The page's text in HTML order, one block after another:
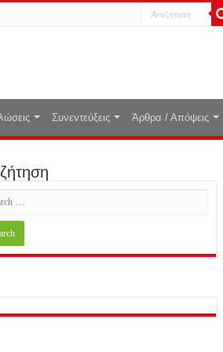
Συνεντεύξεις Άρθρα / Απόψεις